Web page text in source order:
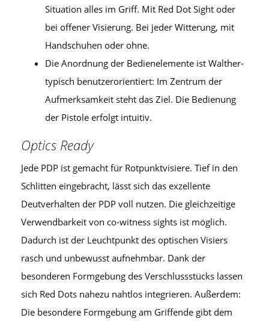
Situation alles im Griff. Mit Red Dot Sight oder
bei offener Visierung. Bei jeder Witterung, mit
Handschuhen oder ohne.
Die Anordnung der Bedienelemente ist Walther-
typisch benutzerorientiert: Im Zentrum der
Aufmerksamkeit steht das Ziel. Die Bedienung
der Pistole erfolgt intuitiv.
Optics Ready
Jede PDP ist gemacht für Rotpunktvisiere. Tief in den
Schlitten eingebracht, lässt sich das exzellente
Deutverhalten der PDP voll nutzen. Die gleichzeitige
Verwendbarkeit von co-witness sights ist möglich.
Dadurch ist der Leuchtpunkt des optischen Visiers
rasch und unbewusst aufnehmbar. Dank der
besonderen Formgebung des Verschlussstücks lassen
sich Red Dots nahezu nahtlos integrieren. Außerdem:
Die besondere Formgebung am Griffende gibt dem